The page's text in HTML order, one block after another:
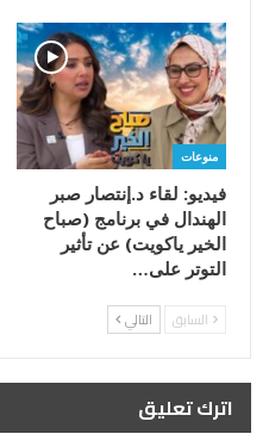
منوعات
فيديو: لقاء د.إنتصار صبر
الهندال في برنامج (صباح
الخير ياكويت) عن تأثير
التوتر على…
السابق التالي
اترك تعليق